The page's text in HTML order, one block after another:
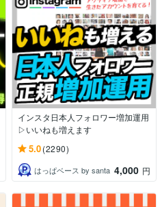
インスタ日本人フォロワー増加運用
▷いいねも増えます
5.0(2290)
はっぱベース by santa 4,000 円